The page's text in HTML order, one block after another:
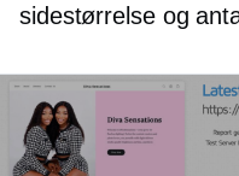
sidestørrelse og